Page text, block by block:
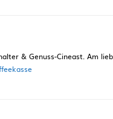
& Genuss-Cineast. Am